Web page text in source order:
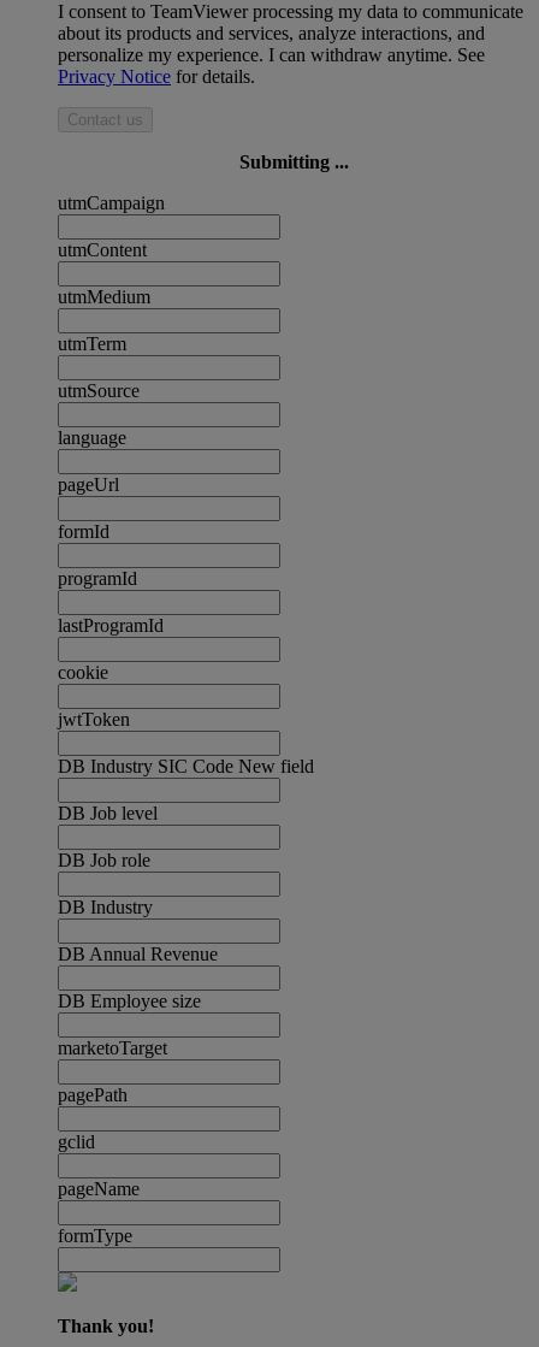
I consent to TeamViewer processing my data to communicate
about its products and services, analyze interactions, and
personalize my experience. I can withdraw anytime. See
Privacy Notice for details.
Contact us
Submitting ...
utmCampaign
utmContent
utmMedium
utmTerm
utmSource
language
pageUrl
formId
programId
lastProgramId
cookie
jwtToken
DB Industry SIC Code New field
DB Job level
DB Job role
DB Industry
DB Annual Revenue
DB Employee size
marketoTarget
pagePath
gclid
pageName
formType
Thank you!